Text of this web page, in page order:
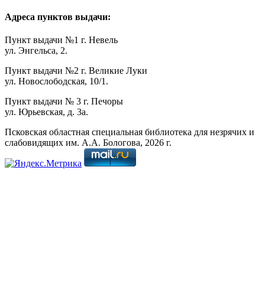
Адреса пунктов выдачи:
Пункт выдачи №1 г. Невель
ул. Энгельса, 2.
Пункт выдачи №2 г. Великие Луки
ул. Новослободская, 10/1.
Пункт выдачи № 3 г. Печоры
ул. Юрьевская, д. 3а.
Псковская областная специальная библиотека для незрячих и
слабовидящих им. А.А. Бологова, 2026 г.